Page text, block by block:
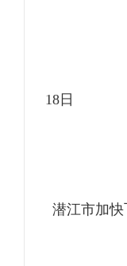
18日
潜江市加